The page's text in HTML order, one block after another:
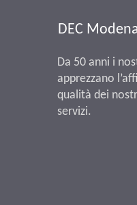
DEC
Da 50 anni i
apprezzano
qualità dei
servizi.